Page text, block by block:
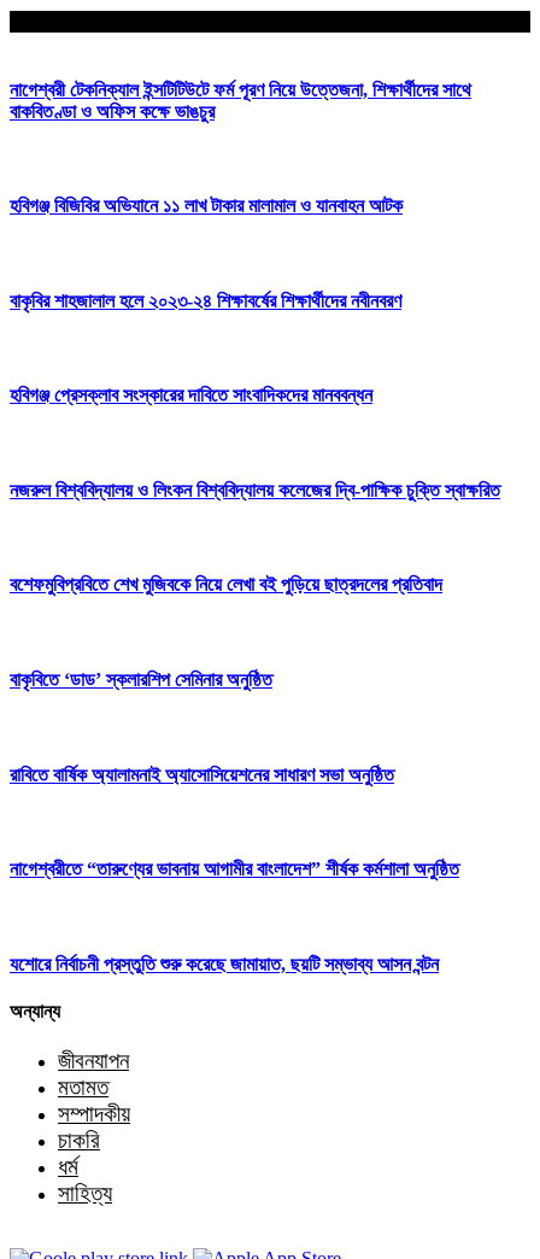
নাগেশ্বরী টেকনিক্যাল ইন্সটিটিউটে ফর্ম পূরণ নিয়ে উত্তেজনা, শিক্ষার্থীদের সাথে
বাকবিতণ্ডা ও অফিস কক্ষে ভাঙচুর
হবিগঞ্জ বিজিবির অভিযানে ১১ লাখ টাকার মালামাল ও যানবাহন আটক
বাকৃবির শাহজালাল হলে ২০২৩-২৪ শিক্ষাবর্ষের শিক্ষার্থীদের নবীনবরণ
হবিগঞ্জ প্রেসক্লাব সংস্কারের দাবিতে সাংবাদিকদের মানববন্ধন
নজরুল বিশ্ববিদ্যালয় ও লিংকন বিশ্ববিদ্যালয় কলেজের দ্বি-পাক্ষিক চুক্তি স্বাক্ষরিত
বশেফমুবিপ্রবিতে শেখ মুজিবকে নিয়ে লেখা বই পুড়িয়ে ছাত্রদলের প্রতিবাদ
বাকৃবিতে ‘ডাড’ স্কলারশিপ সেমিনার অনুষ্ঠিত
রাবিতে বার্ষিক অ্যালামনাই অ্যাসোসিয়েশনের সাধারণ সভা অনুষ্ঠিত
নাগেশ্বরীতে “তারুণ্যের ভাবনায় আগামীর বাংলাদেশ” শীর্ষক কর্মশালা অনুষ্ঠিত
যশোরে নির্বাচনী প্রস্তুতি শুরু করেছে জামায়াত, ছয়টি সম্ভাব্য আসন বন্টন
অন্যান্য
জীবনযাপন
মতামত
সম্পাদকীয়
চাকরি
ধর্ম
সাহিত্য